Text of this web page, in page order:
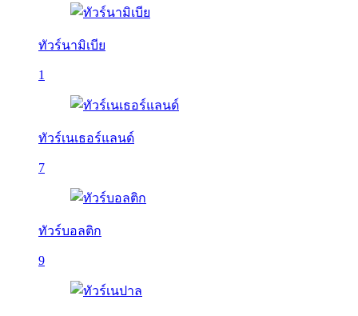
ทัวร์นามิเบีย
1
ทัวร์เนเธอร์แลนด์
7
ทัวร์บอลติก
9